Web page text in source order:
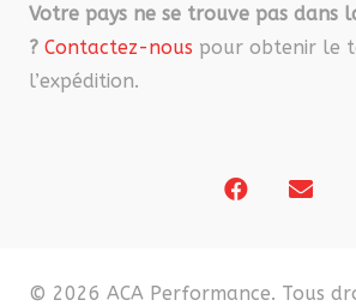
Votre pays ne se trouve pas dans
? Contactez-nous pour obtenir le
l’expédition.
© 2026 ACA Performance. Tous